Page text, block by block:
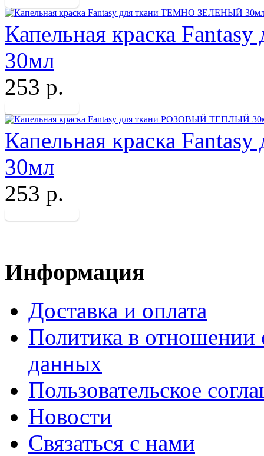
Капельная краска
30мл
253 р.
Капельная краска
30мл
253 р.
Информация
Доставка и оплата
Политика в отношении
данных
Пользовательское
Новости
Связаться с нами